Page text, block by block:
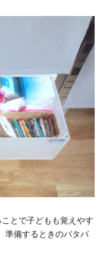
とで子どもも覚えやす
準備するときのバタバ